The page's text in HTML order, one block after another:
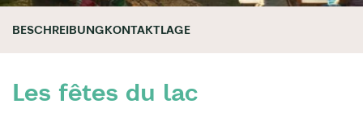
BESCHREIBUNGKONTAKTLAGE
Les fêtes du lac